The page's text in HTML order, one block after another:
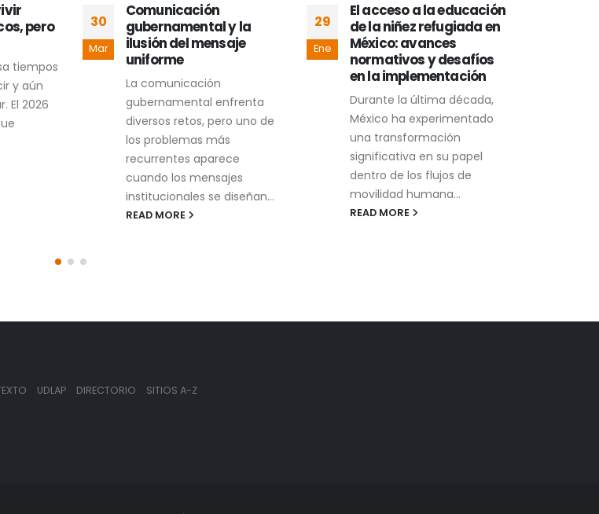
pero
tiempos
y aún
El 2026
30
Mar
Comunicación
gubernamental y la
ilusión del mensaje
uniforme
La comunicación
gubernamental enfrenta
diversos retos, pero uno de
los problemas más
recurrentes aparece
cuando los mensajes
institucionales se diseñan...
READ MORE
29
Ene
El acceso a la educación
de la niñez refugiada en
México: avances
normativos y desafíos
en la implementación
Durante la última década,
México ha experimentado
una transformación
significativa en su papel
dentro de los flujos de
movilidad humana...
READ MORE
UDLAP DIRECTORIO SITIOS A-Z